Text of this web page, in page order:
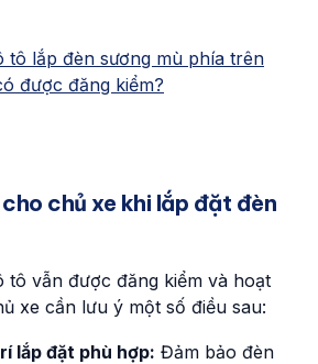
tô lắp đèn sương mù phía trên
được đăng kiểm?
chủ xe khi lắp đặt đèn
tô vẫn được đăng kiểm và hoạt
xe cần lưu ý một số điều sau:
lắp đặt phù hợp: Đảm bảo đèn